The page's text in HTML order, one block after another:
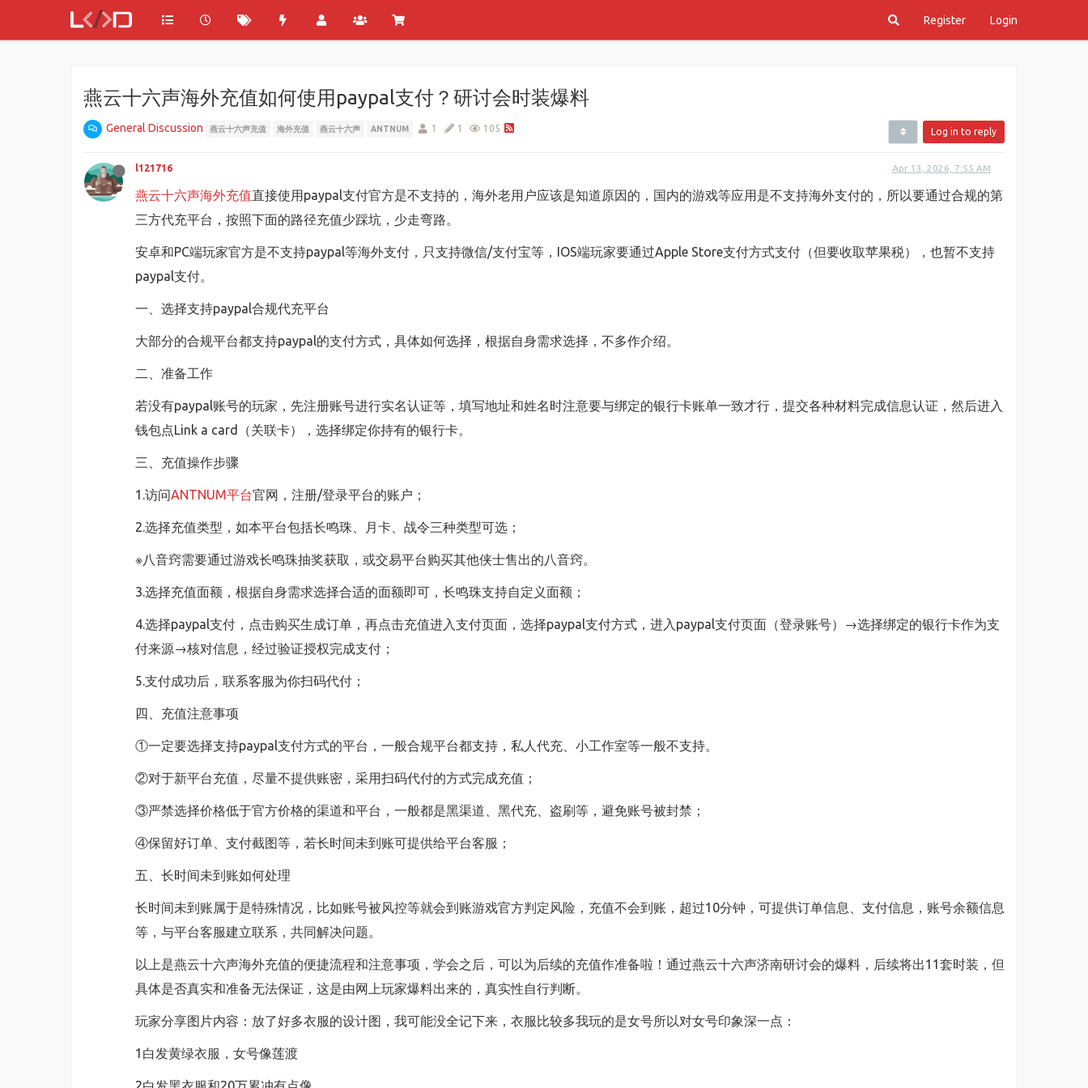
Register Login
燕云十六声海外充值如何使用paypal支付？研讨会时装爆料
General Discussion 燕云十六声充值 海外充值 燕云十六声 ANTNUM 1 1 105 Log in to reply
l121716 Apr 13, 2026, 7:55 AM
燕云十六声海外充值直接使用paypal支付官方是不支持的，海外老用户应该是知道原因的，国内的游戏等应用是不支持海外支付的，所以要通过合规的第
三方代充平台，按照下面的路径充值少踩坑，少走弯路。
安卓和PC端玩家官方是不支持paypal等海外支付，只支持微信/支付宝等，IOS端玩家要通过Apple Store支付方式支付（但要收取苹果税），也暂不支持
paypal支付。
一、选择支持paypal合规代充平台
大部分的合规平台都支持paypal的支付方式，具体如何选择，根据自身需求选择，不多作介绍。
二、准备工作
若没有paypal账号的玩家，先注册账号进行实名认证等，填写地址和姓名时注意要与绑定的银行卡账单一致才行，提交各种材料完成信息认证，然后进入
钱包点Link a card（关联卡），选择绑定你持有的银行卡。
三、充值操作步骤
1.访问ANTNUM平台官网，注册/登录平台的账户；
2.选择充值类型，如本平台包括长鸣珠、月卡、战令三种类型可选；
※八音窍需要通过游戏长鸣珠抽奖获取，或交易平台购买其他侠士售出的八音窍。
3.选择充值面额，根据自身需求选择合适的面额即可，长鸣珠支持自定义面额；
4.选择paypal支付，点击购买生成订单，再点击充值进入支付页面，选择paypal支付方式，进入paypal支付页面（登录账号）→选择绑定的银行卡作为支
付来源→核对信息，经过验证授权完成支付；
5.支付成功后，联系客服为你扫码代付；
四、充值注意事项
①一定要选择支持paypal支付方式的平台，一般合规平台都支持，私人代充、小工作室等一般不支持。
②对于新平台充值，尽量不提供账密，采用扫码代付的方式完成充值；
③严禁选择价格低于官方价格的渠道和平台，一般都是黑渠道、黑代充、盗刷等，避免账号被封禁；
④保留好订单、支付截图等，若长时间未到账可提供给平台客服；
五、长时间未到账如何处理
长时间未到账属于是特殊情况，比如账号被风控等就会到账游戏官方判定风险，充值不会到账，超过10分钟，可提供订单信息、支付信息，账号余额信息
等，与平台客服建立联系，共同解决问题。
以上是燕云十六声海外充值的便捷流程和注意事项，学会之后，可以为后续的充值作准备啦！通过燕云十六声济南研讨会的爆料，后续将出11套时装，但
具体是否真实和准备无法保证，这是由网上玩家爆料出来的，真实性自行判断。
玩家分享图片内容：放了好多衣服的设计图，我可能没全记下来，衣服比较多我玩的是女号所以对女号印象深一点：
1白发黄绿衣服，女号像莲渡